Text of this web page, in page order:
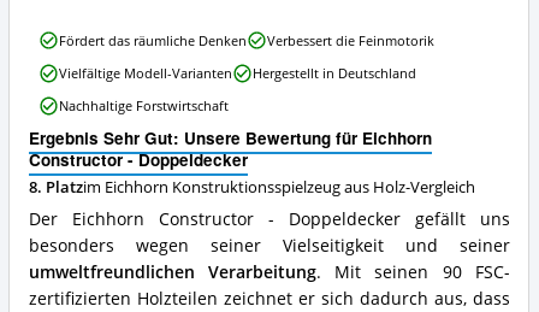
Holz
erhältlich?
Ergebnis Sehr Gut: Unsere Bewertung für Eichhorn
Constructor - Doppeldecker
8. Platzim Eichhorn Konstruktionsspielzeug aus Holz-Vergleich
Der Eichhorn Constructor - Doppeldecker gefällt uns
besonders wegen seiner Vielseitigkeit und seiner
umweltfreundlichen Verarbeitung. Mit seinen 90 FSC-
zertifizierten Holzteilen zeichnet er sich dadurch aus, dass
Eichhorn
Constructor
Doppeldecker
Vorteile:
Was
spricht
für
dieses
Eichhorn
Konstruktionsspielzeug
aus
Holz?
Fördert das räumliche Denken
Verbessert die Feinmotorik
Vielfältige Modell-Varianten
Hergestellt in Deutschland
Nachhaltige Forstwirtschaft